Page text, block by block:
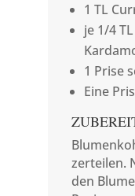
1 TL
je 1/4
1 Prise
Eine
zerteilen.
den